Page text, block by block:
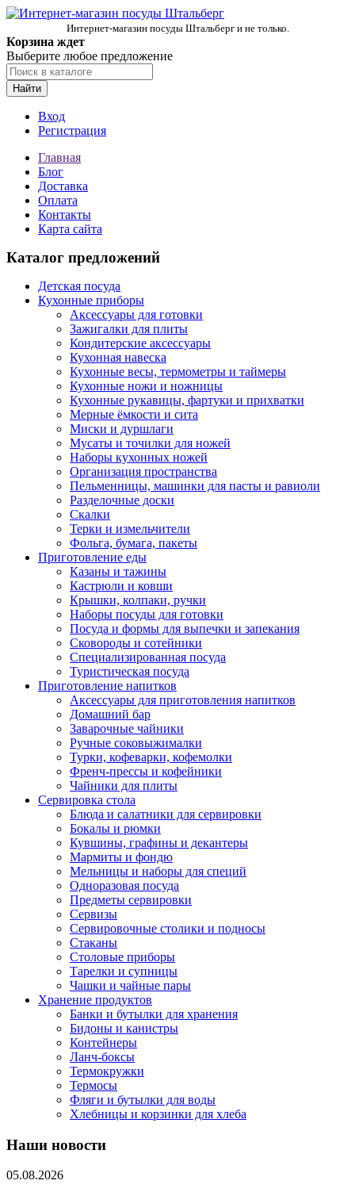
Интернет-магазин посуды Штальберг и не только.
Корзина ждет
Выберите любое предложение
Найти
Вход
Регистрация
Главная
Блог
Доставка
Оплата
Контакты
Карта сайта
Каталог предложений
Детская посуда
Кухонные приборы
Аксессуары для готовки
Зажигалки для плиты
Кондитерские аксессуары
Кухонная навеска
Кухонные весы, термометры и таймеры
Кухонные ножи и ножницы
Кухонные рукавицы, фартуки и прихватки
Мерные ёмкости и сита
Миски и дуршлаги
Мусаты и точилки для ножей
Наборы кухонных ножей
Организация пространства
Пельменницы, машинки для пасты и равиоли
Разделочные доски
Скалки
Терки и измельчители
Фольга, бумага, пакеты
Приготовление еды
Казаны и тажины
Кастрюли и ковши
Крышки, колпаки, ручки
Наборы посуды для готовки
Посуда и формы для выпечки и запекания
Сковороды и сотейники
Специализированная посуда
Туристическая посуда
Приготовление напитков
Аксессуары для приготовления напитков
Домашний бар
Заварочные чайники
Ручные соковыжималки
Турки, кофеварки, кофемолки
Френч-прессы и кофейники
Чайники для плиты
Сервировка стола
Блюда и салатники для сервировки
Бокалы и рюмки
Кувшины, графины и декантеры
Мармиты и фондю
Мельницы и наборы для специй
Одноразовая посуда
Предметы сервировки
Сервизы
Сервировочные столики и подносы
Стаканы
Столовые приборы
Тарелки и супницы
Чашки и чайные пары
Хранение продуктов
Банки и бутылки для хранения
Бидоны и канистры
Контейнеры
Ланч-боксы
Термокружки
Термосы
Фляги и бутылки для воды
Хлебницы и корзинки для хлеба
Наши новости
05.08.2026